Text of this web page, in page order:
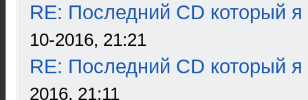
RE: Последний CD который я
10-2016, 21:21
RE: Последний CD который я
2016, 21:11